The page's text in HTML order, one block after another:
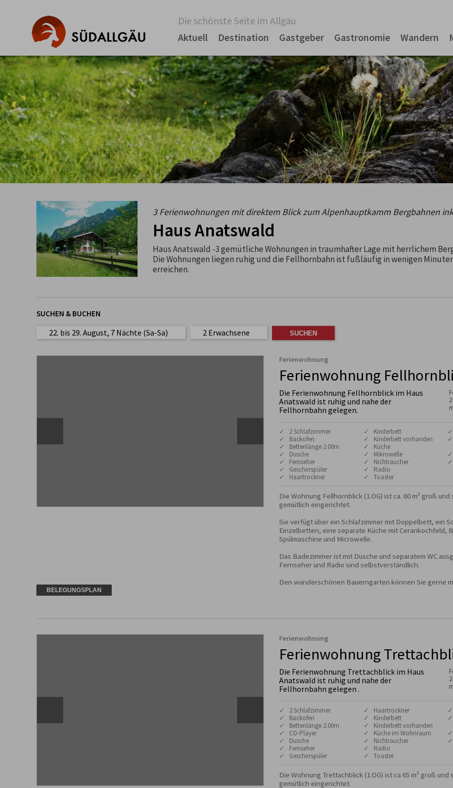
Die schönste Seite im Allgäu
Aktuell
Destination Gastgeber Gastronomie Wandern
3 Ferienwohnungen mit direktem Blick zum Alpenhauptkamm Bergbahnen
Haus Anatswald
Haus Anatswald -3 gemütliche Wohnungen in traumhafter Lage mit herrlichem
Die Wohnungen liegen ruhig und die Fellhornbahn ist fußläufig in wenigen
erreichen.
SUCHEN & BUCHEN
22. bis 29. August, 7 Nächte (Sa-Sa) 2 Erwachsene
Ferienwohnung
Ferienwohnung
Die Ferienwohnung Fellhornblick im Haus
Anatswald ist ruhig und nahe der
Fellhornbahn gelegen.
✓ 2 Schlafzimmer
✓ Backofen
✓ Bettenlänge 2.00m
✓ Dusche
✓ Fernseher
✓ Geschirrspüler
✓ Haartrockner
✓ Kinderbett
✓ Kinderbett vorhanden
✓ Küche
✓ Mikrowelle
✓ Nichtraucher
✓ Radio
✓ Toaster
Die Wohnung Fellhornblick (1.OG) ist ca. 60 m² groß
gemütlich eingerichtet.
Sie verfügt über ein Schlafzimmer mit Doppelbett, ein
Einzelbetten, eine separate Küche mit Cerankochfeld,
Spülmaschine und Microwelle.
Das Badezimmer ist mit Dusche und separatem WC
Fernseher und Radio sind selbstverständlich.
Den wunderschönen Bauerngarten können Sie gerne
BELEGUNGSPLAN
Ferienwohnung
Ferienwohnung
Die Ferienwohnung Trettachblick im Haus
Anatswald ist ruhig und nahe der
Fellhornbahn gelegen .
✓ 2 Schlafzimmer
✓ Backofen
✓ Bettenlänge 2.00m
✓ CD-Player
✓ Dusche
✓ Fernseher
✓ Geschirrspüler
✓ Haartrockner
✓ Kinderbett
✓ Kinderbett vorhanden
✓ Küche im Wohnraum
✓ Nichtraucher
✓ Radio
✓ Toaster
Die Wohnung Trettachblick (1.OG) ist ca 65 m² groß und
gemütlich eingerichtet.